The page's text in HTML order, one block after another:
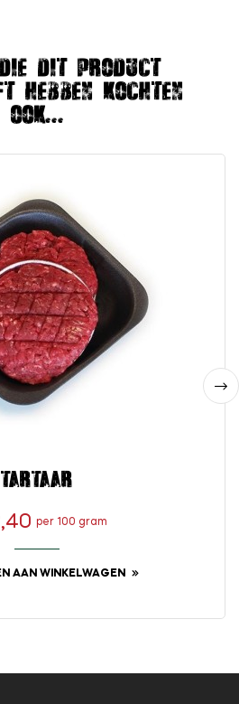
dit product
hebben kochten
ook...
Tartaar
Prijs
per 100 gram
AAN WINKELWAGEN